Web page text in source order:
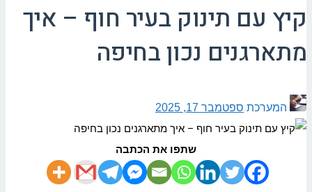
קיץ עם תינוק בעיר חוף – איך
מתארגנים נכון בחיפה
המערכת ספטמבר 17, 2025
שתפו את הכתבה